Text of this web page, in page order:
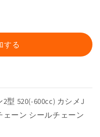
する
2型 520(-600cc) カシメJ
ェーン シールチェーン